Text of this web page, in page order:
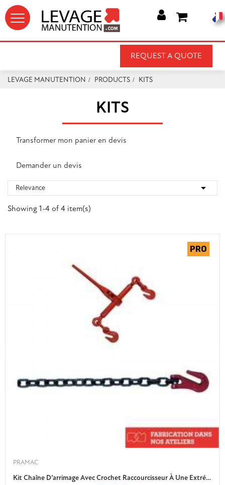
REQUEST A QUOTE
LEVAGE MANUTENTION PRODUCTS KITS
KITS
Transformer mon panier en devis
Demander un devis
Relevance 
Showing 1-4 of 4 item(s)
PRAMAC
Kit Chaîne D’arrimage Avec Crochet Raccourcisseur À Une Extrémité Et Tendeur A Cliquet HR